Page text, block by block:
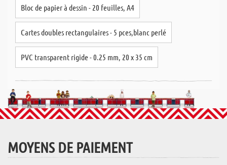
Bloc de papier à dessin - 20 feuilles, A4
Cartes doubles rectangulaires - 5 pces,blanc perlé
PVC transparent rigide - 0.25 mm, 20 x 35 cm
MOYENS DE PAIEMENT